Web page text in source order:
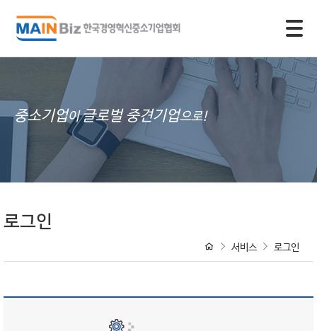
중소기업이글로벌 중견기업으로!
로그인
서비스 로그인